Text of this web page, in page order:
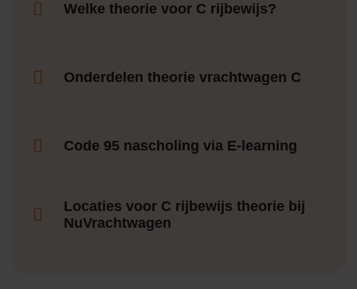
Welke theorie voor C rijbewijs?
Onderdelen theorie vrachtwagen C
Code 95 nascholing via E-learning
Locaties voor C rijbewijs theorie bij
NuVrachtwagen